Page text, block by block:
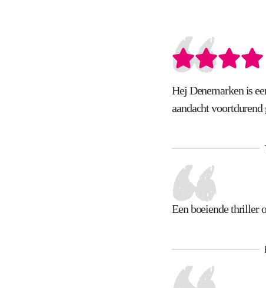
Hej Denemarken is
aandacht
Een boeiende thriller